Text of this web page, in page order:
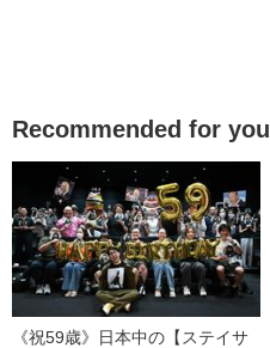
Recommended for you
《祝59歳》日本中の【ステイサ